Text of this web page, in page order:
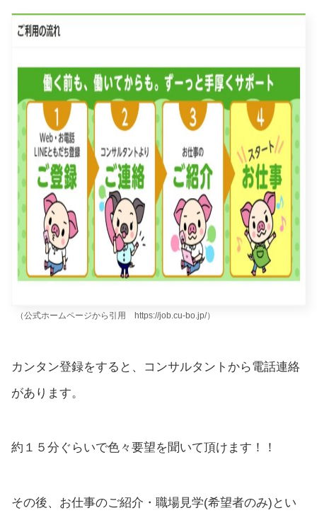
（公式ホームページから引用 https://job.cu-bo.jp/）
カンタン登録をすると、コンサルタントから電話連絡
があります。
約１５分ぐらいで色々要望を聞いて頂けます！！
その後、お仕事のご紹介・職場見学(希望者のみ)とい